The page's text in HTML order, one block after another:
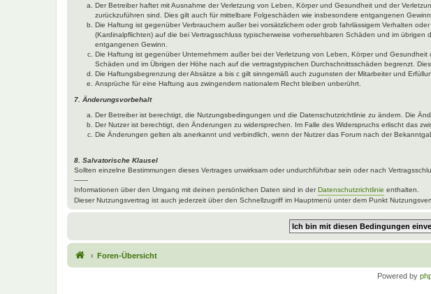
Der Betreiber haftet mit Ausnahme der Verletzung von Leben, Körper und Gesundheit und der
zurückzuführen sind. Dies gilt auch für mittelbare Folgeschäden wie insbesondere entgangenen Gewinn.
Die Haftung ist gegenüber Verbrauchern außer bei vorsätzlichem oder grob fahrlässigem Verhalten
(Kardinalpflichten) auf die bei Vertragsschluss typischerweise vorhersehbaren Schäden und im
entgangenen Gewinn.
Die Haftung ist gegenüber Unternehmern außer bei der Verletzung von Leben, Körper und
Schäden und im Übrigen der Höhe nach auf die vertragstypischen Durchschnittsschäden begrenzt.
Die Haftungsbegrenzung der Absätze a bis c gilt sinngemäß auch zugunsten der Mitarbeiter und
Ansprüche für eine Haftung aus zwingendem nationalem Recht bleiben unberührt.
7. Änderungsvorbehalt
Der Betreiber ist berechtigt, die Nutzungsbedingungen und die Datenschutzrichtlinie zu ändern. Die
Der Nutzer ist berechtigt, den Änderungen zu widersprechen. Im Falle des Widerspruchs erlischt das
Die Änderungen gelten als anerkannt und verbindlich, wenn der Nutzer das Forum nach der
8. Salvatorische Klausel
Sollten einzelne Bestimmungen dieses Vertrages unwirksam oder undurchführbar sein oder nach
——
Informationen über den Umgang mit deinen persönlichen Daten sind in derDatenschutzrichtlinie enthalten.
Dieser Nutzungsvertrag ist auch jederzeit über den Schnellzugriff im Hauptmenü unter dem Punkt
Foren-Übersicht
Powered by